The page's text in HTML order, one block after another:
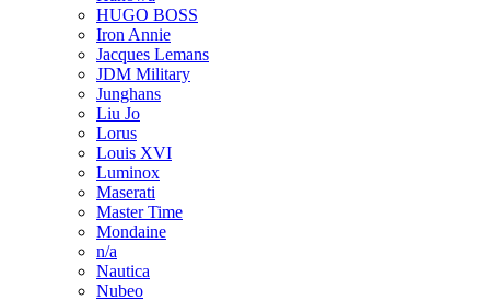
HUGO BOSS
Iron Annie
Jacques Lemans
JDM Military
Junghans
Liu Jo
Lorus
Louis XVI
Luminox
Maserati
Master Time
Mondaine
n/a
Nautica
Nubeo